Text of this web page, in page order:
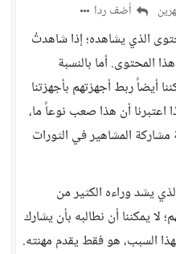
أضف ردا
الذي يشاهده؛ إذا شاهدتُ
المحتوى. أما بالنسبة
أيضاً ربط أجهزتهم بأجهزتنا
اعتبرنا أن هذا صعب نوعاً ما،
المشاهير في الثورات
يشد وراءه الكثير من
لا يمكننا أن نطالبه بأن يشارك
السبب، هو فقط يقدم مهنته.